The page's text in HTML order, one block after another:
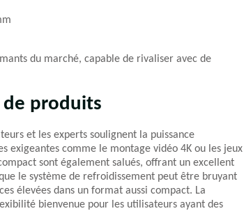
du marché, capable de rivaliser avec de
de produits
et les experts soulignent la puissance
exigeantes comme le montage vidéo 4K ou les jeux
sont également salués, offrant un excellent
le système de refroidissement peut être bruyant
élevées dans un format aussi compact. La
bienvenue pour les utilisateurs ayant des